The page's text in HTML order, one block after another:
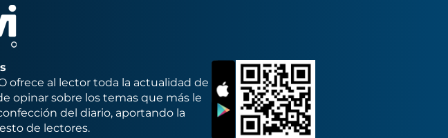
ofrece al lector toda la actualidad de
opinar sobre los temas que más le
del diario, aportando la
de lectores.